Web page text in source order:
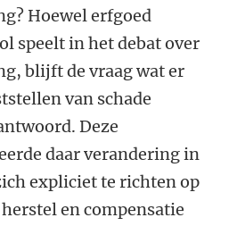
Hoewel erfgoed
speelt in het debat over
blijft de vraag wat er
van schade
Deze
daar verandering in
expliciet te richten op
en compensatie